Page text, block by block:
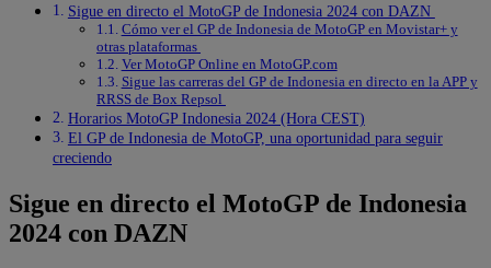
Sigue en directo el MotoGP de Indonesia 2024 con DAZN
Cómo ver el GP de Indonesia de MotoGP en Movistar+ y
otras plataformas
Ver MotoGP Online en MotoGP.com
Sigue las carreras del GP de Indonesia en directo en la APP y
RRSS de Box Repsol
Horarios MotoGP Indonesia 2024 (Hora CEST)
El GP de Indonesia de MotoGP, una oportunidad para seguir
creciendo
Sigue en directo el MotoGP de Indonesia
2024 con DAZN